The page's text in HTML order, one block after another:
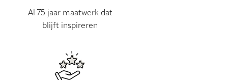
Al 75 jaar maatwerk dat
blijft inspireren